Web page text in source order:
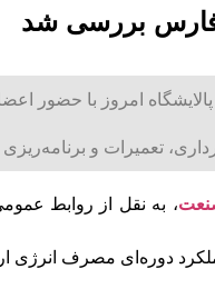
فارس بررسی شد
امروز با حضور
تعمیرات و
، به نقل از روابط
دوره‌ای مصرف انرژی